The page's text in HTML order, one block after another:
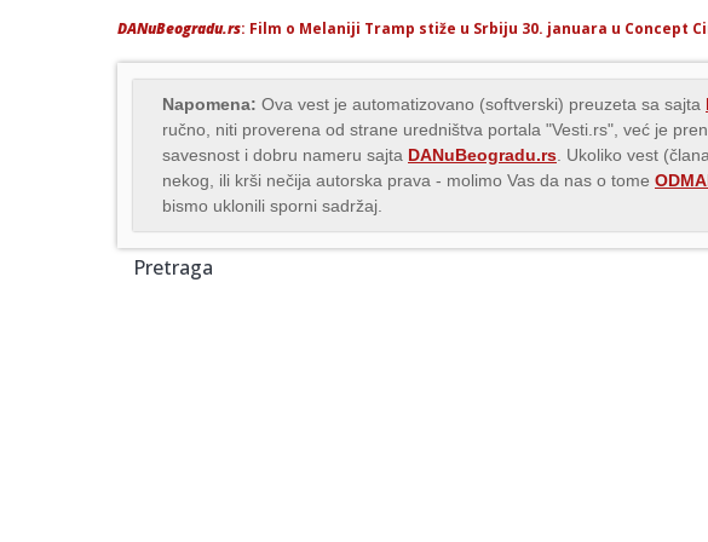
DANuBeogradu.rs: Film o Melaniji Tramp stiže u Srbiju 30. januara u Concept
Napomena: Ova vest je automatizovano (softverski) preuzeta sa sajta
ručno, niti proverena od strane uredništva portala "Vesti.rs", već je
savesnost i dobru nameru sajta DANuBeogradu.rs . Ukoliko vest
nekog, ili krši nečija autorska prava - molimo Vas da nas o tome
bismo uklonili sporni sadržaj.
Pretraga